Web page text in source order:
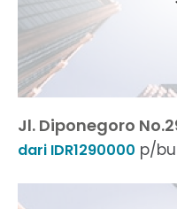
Jl. Diponegoro
dari IDR1290000 p/